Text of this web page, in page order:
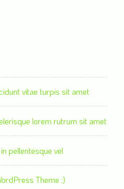
vitae turpis sit amet
lorem rutrum sit amet
pellentesque vel
Theme :)